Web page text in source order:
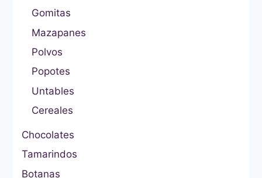
Gomitas
Mazapanes
Polvos
Popotes
Untables
Cereales
Chocolates
Tamarindos
Botanas